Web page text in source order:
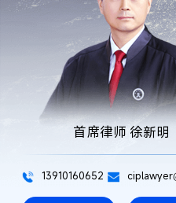
首席律师 徐新明
13910160652